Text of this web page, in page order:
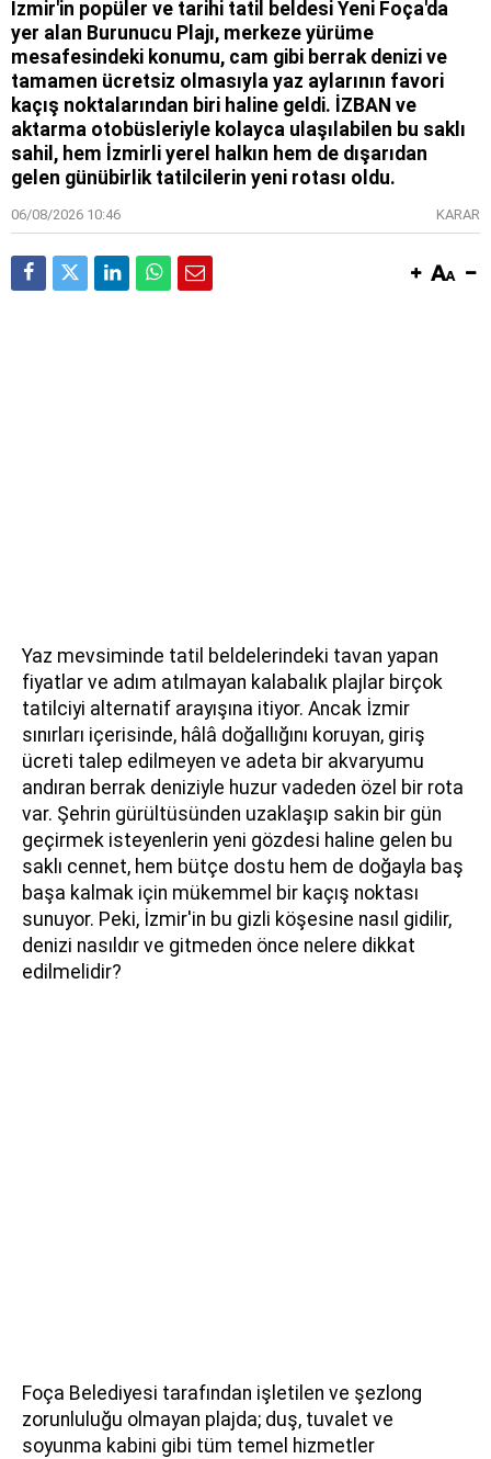
İzmir'in popüler ve tarihi tatil beldesi Yeni Foça'da
yer alan Burunucu Plajı, merkeze yürüme
mesafesindeki konumu, cam gibi berrak denizi ve
tamamen ücretsiz olmasıyla yaz aylarının favori
kaçış noktalarından biri haline geldi. İZBAN ve
aktarma otobüsleriyle kolayca ulaşılabilen bu saklı
sahil, hem İzmirli yerel halkın hem de dışarıdan
gelen günübirlik tatilcilerin yeni rotası oldu.
06/08/2026 10:46 KARAR
Yaz mevsiminde tatil beldelerindeki tavan yapan
fiyatlar ve adım atılmayan kalabalık plajlar birçok
tatilciyi alternatif arayışına itiyor. Ancak İzmir
sınırları içerisinde, hâlâ doğallığını koruyan, giriş
ücreti talep edilmeyen ve adeta bir akvaryumu
andıran berrak deniziyle huzur vadeden özel bir rota
var. Şehrin gürültüsünden uzaklaşıp sakin bir gün
geçirmek isteyenlerin yeni gözdesi haline gelen bu
saklı cennet, hem bütçe dostu hem de doğayla baş
başa kalmak için mükemmel bir kaçış noktası
sunuyor. Peki, İzmir'in bu gizli köşesine nasıl gidilir,
denizi nasıldır ve gitmeden önce nelere dikkat
edilmelidir?
Foça Belediyesi tarafından işletilen ve şezlong
zorunluluğu olmayan plajda; duş, tuvalet ve
soyunma kabini gibi tüm temel hizmetler